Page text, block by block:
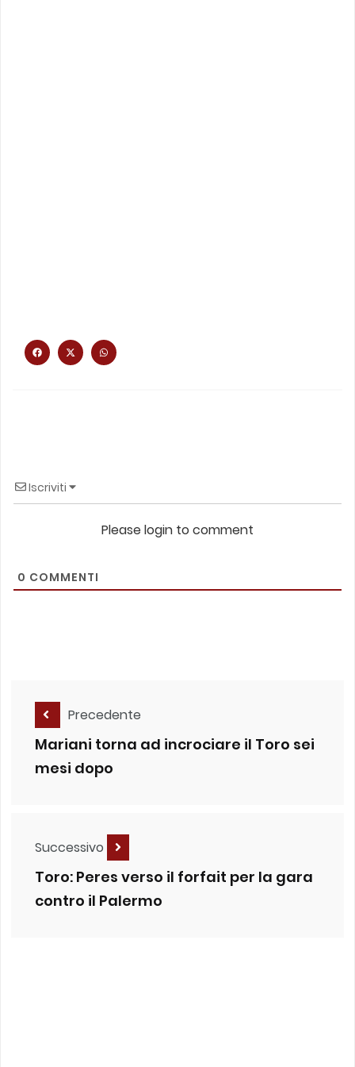
Iscriviti
Please login to comment
0 COMMENTI
Precedente
Mariani torna ad incrociare il Toro sei
mesi dopo
Successivo
Toro: Peres verso il forfait per la gara
contro il Palermo